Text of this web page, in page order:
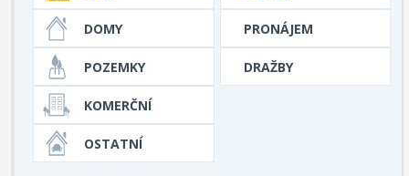
PRONÁJEM
DRAŽBY
DOMY
POZEMKY
KOMERČNÍ
OSTATNÍ